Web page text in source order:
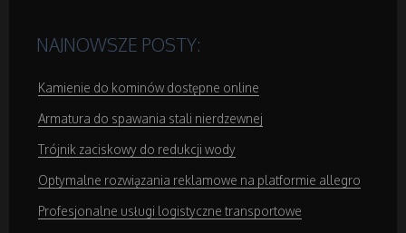
NAJNOWSZE POSTY:
Kamienie do kominów dostępne online
Armatura do spawania stali nierdzewnej
Trójnik zaciskowy do redukcji wody
Optymalne rozwiązania reklamowe na platformie allegro
Profesjonalne usługi logistyczne transportowe